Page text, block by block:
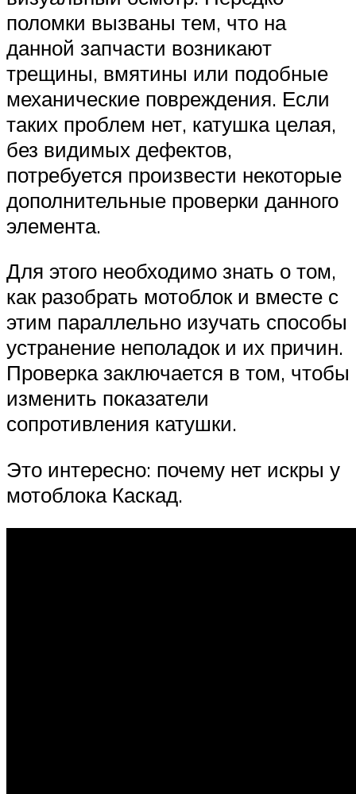
поломки вызваны тем, что на
данной запчасти возникают
трещины, вмятины или подобные
механические повреждения. Если
таких проблем нет, катушка целая,
без видимых дефектов,
потребуется произвести некоторые
дополнительные проверки данного
элемента.
Для этого необходимо знать о том,
как разобрать мотоблок и вместе с
этим параллельно изучать способы
устранение неполадок и их причин.
Проверка заключается в том, чтобы
изменить показатели
сопротивления катушки.
Это интересно: почему нет искры у
мотоблока Каскад.